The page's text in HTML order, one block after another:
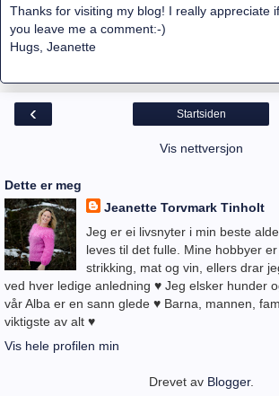
Thanks for visiting my blog! I really appreciate if
you leave me a comment:-)
Hugs, Jeanette
‹ Startsiden
Vis nettversjon
Dette er meg
Jeanette Torvmark Tinholt
Jeg er ei livsnyter i min beste
leves til det fulle. Mine hobbyer er
strikking, mat og vin, ellers drar
ved hver ledige anledning ♥ Jeg elsker hunder
vår Alba er en sann glede ♥ Barna, mannen,
viktigste av alt ♥
Vis hele profilen min
Drevet av Blogger.